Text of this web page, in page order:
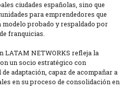
ciudades españolas, sino que
para emprendedores que
modelo probado y respaldado por
franquicias.
LATAM NETWORKS refleja la
un socio estratégico con
adaptación, capaz de acompañar a
en su proceso de consolidación en